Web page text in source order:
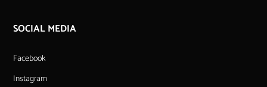
SOCIAL MEDIA
Facebook
Instagram